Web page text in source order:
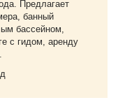
Предлагает
банный
бассейном,
с гидом, аренду